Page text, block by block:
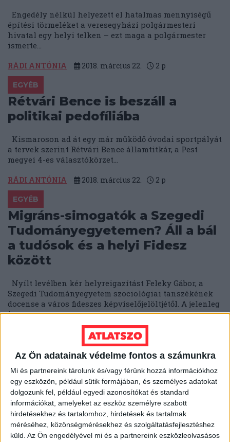
Az Ön adatainak védelme fontos a számunkra
Mi és partnereink tárolunk és/vagy férünk hozzá információkhoz
egy eszközön, például sütik formájában, és személyes adatokat
dolgozunk fel, például egyedi azonosítókat és standard
információkat, amelyeket az eszköz személyre szabott
hirdetésekhez és tartalomhoz, hirdetések és tartalmak
méréséhez, közönségmérésekhez és szolgáltatásfejlesztéshez
küld. Az Ön engedélyével mi és a partnereink eszközleolvasásos
Engedély nélkül helyezett el hatalmas mennyiségű
építési törmeléket a veresegyházi polgármesteri
hivatal egy helyi telken – ezt maga a polgármester
ismerte...
RÁDI ANTÓNIA 2018. március 22. 2 p
EGYÉB
Rétvári Bence is beszáll a
politikai pedofíliába
Kismaroson ad át egy már működő óvodai sportpályát
a tervek szerint Rétvári Bence államtitkár, a Pest
megyei 4-es választókörzet...
RÁDI ANTÓNIA 2018. március 22. 2 p
EGYÉB
Migráns-simogatók a Szegedi
Tudományegyetemen? Áll a bál
a tudósok és a helyi Fidesz
között
Nyílt levélben kér helyreigazítást Feleky Gábor, a
Szegedi Tudományegyetem szociológiai tanszékének
docense a város fideszes képviselőjelöltjétől. A jelenleg
is...
2018. március 20. 4
EGYÉB
Túltolták a propagandát?
Menekülnek az olvasók Andy
Vajna Délmagyarországától
Nincs egy éve, hogy kiderült: az utolsó, függetlenként
számon tartott napilapok is kormány-közeli kézbe